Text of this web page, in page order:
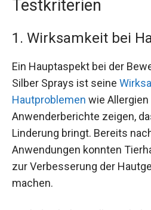
Testkriterien
1. Wirksamkeit bei
Ein Hauptaspekt bei der
Silber Sprays ist seine
Hautproblemen wie Allergien
Anwenderberichte zeigen,
Linderung bringt. Bereits
Anwendungen konnten
zur Verbesserung der
machen.